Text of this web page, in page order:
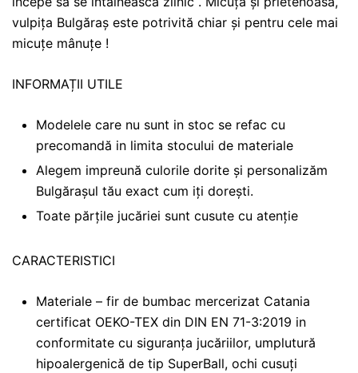
vulpița Bulgăraș este potrivită chiar și pentru cele mai
micuțe mânuțe !
INFORMAȚII UTILE
Modelele care nu sunt in stoc se refac cu
precomandă in limita stocului de materiale
Alegem impreună culorile dorite și personalizăm
Bulgărașul tău exact cum iți dorești.
Toate părțile jucăriei sunt cusute cu atenție
CARACTERISTICI
Materiale – fir de bumbac mercerizat Catania
certificat OEKO-TEX din DIN EN 71-3:2019 in
conformitate cu siguranța jucăriilor, umplutură
hipoalergenică de tip SuperBall, ochi cusuți